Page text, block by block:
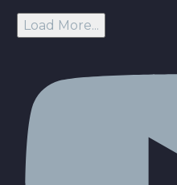
Load More...